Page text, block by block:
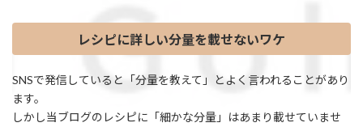
レシピに詳しい分量を載せないワケ
SNSで発信していると「分量を教えて」とよく言われることがあり
ます。
しかし当ブログのレシピに「細かな分量」はあまり載せていませ